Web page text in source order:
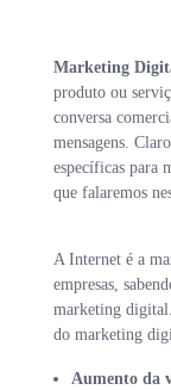
Marketing
produto ou
conversa
mensagens.
específicas para
que falaremos
A Internet é a
empresas,
marketing
do marketing
Aumento da